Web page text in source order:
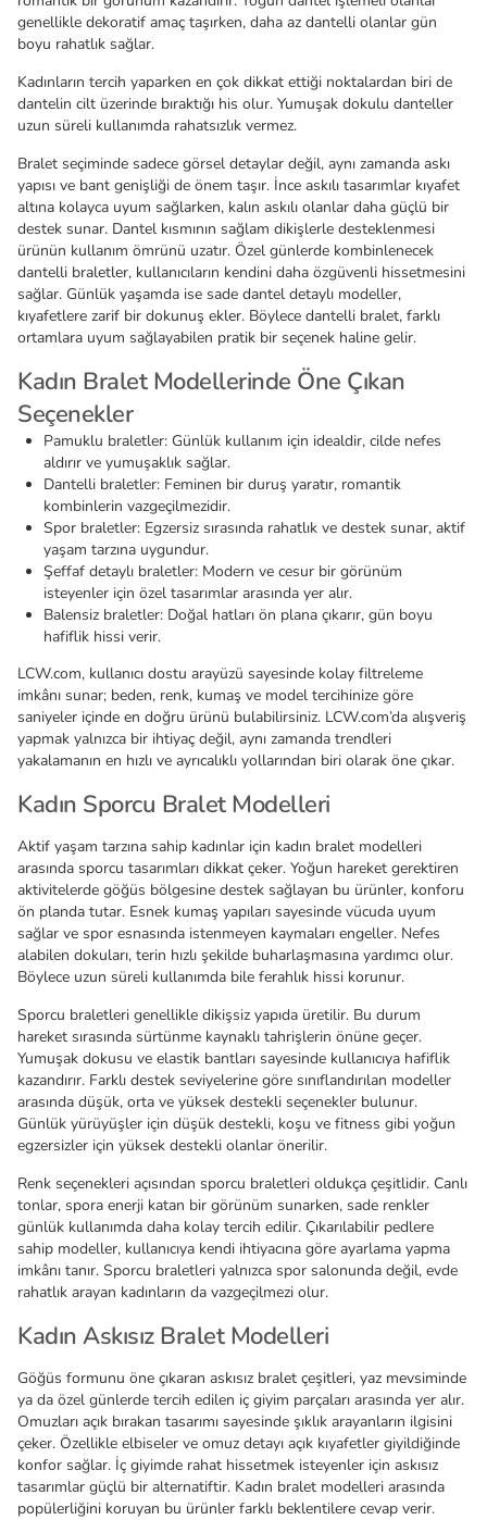
genellikle dekoratif amaç taşırken, daha az dantelli olanlar gün
boyu rahatlık sağlar.
Kadınların tercih yaparken en çok dikkat ettiği noktalardan biri de
dantelin cilt üzerinde bıraktığı his olur. Yumuşak dokulu danteller
uzun süreli kullanımda rahatsızlık vermez.
Bralet seçiminde sadece görsel detaylar değil, aynı zamanda askı
yapısı ve bant genişliği de önem taşır. İnce askılı tasarımlar kıyafet
altına kolayca uyum sağlarken, kalın askılı olanlar daha güçlü bir
destek sunar. Dantel kısmının sağlam dikişlerle desteklenmesi
ürünün kullanım ömrünü uzatır. Özel günlerde kombinlenecek
dantelli braletler, kullanıcıların kendini daha özgüvenli hissetmesini
sağlar. Günlük yaşamda ise sade dantel detaylı modeller,
kıyafetlere zarif bir dokunuş ekler. Böylece dantelli bralet, farklı
ortamlara uyum sağlayabilen pratik bir seçenek haline gelir.
Kadın Bralet Modellerinde Öne Çıkan
Seçenekler
Pamuklu braletler: Günlük kullanım için idealdir, cilde nefes
aldırır ve yumuşaklık sağlar.
Dantelli braletler: Feminen bir duruş yaratır, romantik
kombinlerin vazgeçilmezidir.
Spor braletler: Egzersiz sırasında rahatlık ve destek sunar, aktif
yaşam tarzına uygundur.
Şeffaf detaylı braletler: Modern ve cesur bir görünüm
isteyenler için özel tasarımlar arasında yer alır.
Balensiz braletler: Doğal hatları ön plana çıkarır, gün boyu
hafiflik hissi verir.
LCW.com, kullanıcı dostu arayüzü sayesinde kolay filtreleme
imkânı sunar; beden, renk, kumaş ve model tercihinize göre
saniyeler içinde en doğru ürünü bulabilirsiniz. LCW.com’da alışveriş
yapmak yalnızca bir ihtiyaç değil, aynı zamanda trendleri
yakalamanın en hızlı ve ayrıcalıklı yollarından biri olarak öne çıkar.
Kadın Sporcu Bralet Modelleri
Aktif yaşam tarzına sahip kadınlar için kadın bralet modelleri
arasında sporcu tasarımları dikkat çeker. Yoğun hareket gerektiren
aktivitelerde göğüs bölgesine destek sağlayan bu ürünler, konforu
ön planda tutar. Esnek kumaş yapıları sayesinde vücuda uyum
sağlar ve spor esnasında istenmeyen kaymaları engeller. Nefes
alabilen dokuları, terin hızlı şekilde buharlaşmasına yardımcı olur.
Böylece uzun süreli kullanımda bile ferahlık hissi korunur.
Sporcu braletleri genellikle dikişsiz yapıda üretilir. Bu durum
hareket sırasında sürtünme kaynaklı tahrişlerin önüne geçer.
Yumuşak dokusu ve elastik bantları sayesinde kullanıcıya hafiflik
kazandırır. Farklı destek seviyelerine göre sınıflandırılan modeller
arasında düşük, orta ve yüksek destekli seçenekler bulunur.
Günlük yürüyüşler için düşük destekli, koşu ve fitness gibi yoğun
egzersizler için yüksek destekli olanlar önerilir.
Renk seçenekleri açısından sporcu braletleri oldukça çeşitlidir. Canlı
tonlar, spora enerji katan bir görünüm sunarken, sade renkler
günlük kullanımda daha kolay tercih edilir. Çıkarılabilir pedlere
sahip modeller, kullanıcıya kendi ihtiyacına göre ayarlama yapma
imkânı tanır. Sporcu braletleri yalnızca spor salonunda değil, evde
rahatlık arayan kadınların da vazgeçilmezi olur.
Kadın Askısız Bralet Modelleri
Göğüs formunu öne çıkaran askısız bralet çeşitleri, yaz mevsiminde
ya da özel günlerde tercih edilen iç giyim parçaları arasında yer alır.
Omuzları açık bırakan tasarımı sayesinde şıklık arayanların ilgisini
çeker. Özellikle elbiseler ve omuz detayı açık kıyafetler giyildiğinde
konfor sağlar. İç giyimde rahat hissetmek isteyenler için askısız
tasarımlar güçlü bir alternatiftir. Kadın bralet modelleri arasında
popülerliğini koruyan bu ürünler farklı beklentilere cevap verir.